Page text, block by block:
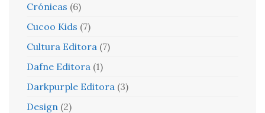
Crónicas (6)
Cucoo Kids (7)
Cultura Editora (7)
Dafne Editora (1)
Darkpurple Editora (3)
Design (2)